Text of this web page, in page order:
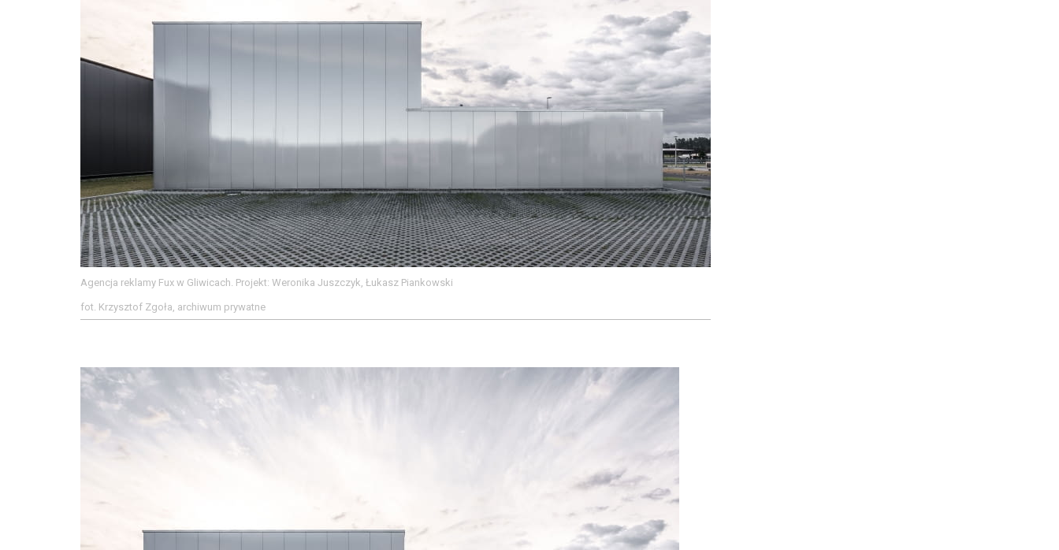
Agencja reklamy Fux w Gliwicach. Projekt: Weronika Juszczyk, Łukasz Piankowski
fot. Krzysztof Zgoła, archiwum prywatne